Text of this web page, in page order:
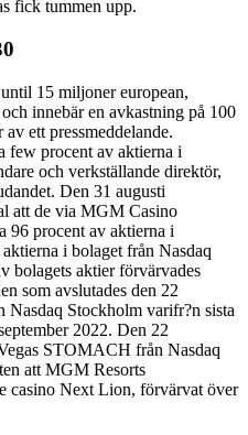
fick tummen upp.
15 miljoner european,
innebär en avkastning på 100
ett pressmeddelande.
few procent av aktierna i
och verkställande direktör,
Den 31 augusti
att de via MGM Casino
procent av aktierna i
i bolaget från Nasdaq
bolagets aktier förvärvades
som avslutades den 22
Nasdaq Stockholm varifr?n sista
2022. Den 22
STOMACH från Nasdaq
att MGM Resorts
casino Next Lion, förvärvat över